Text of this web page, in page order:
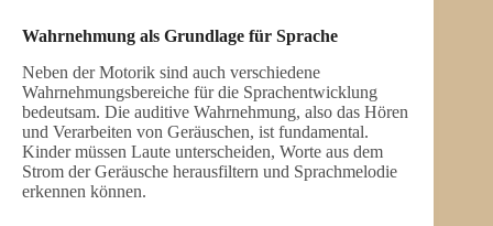
Wahrnehmung als Grundlage für Sprache
Neben der Motorik sind auch verschiedene
Wahrnehmungsbereiche für die Sprachentwicklung
bedeutsam. Die auditive Wahrnehmung, also das Hören
und Verarbeiten von Geräuschen, ist fundamental.
Kinder müssen Laute unterscheiden, Worte aus dem
Strom der Geräusche herausfiltern und Sprachmelodie
erkennen können.